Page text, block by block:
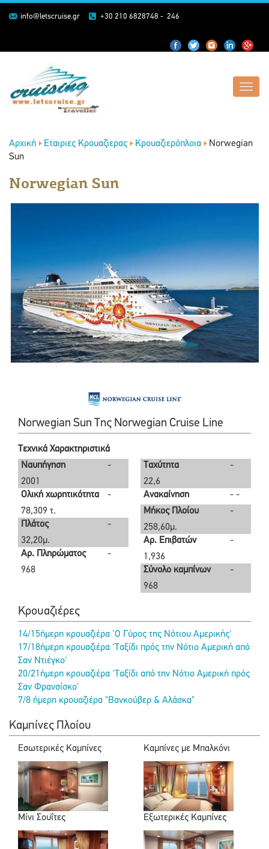
info@letscruise.gr +30 210 6828748 - 246
Αρχική Εταιριες Κρουαζιερας Κρουαζιερόπλοια
Norwegian
Sun
Norwegian Sun
Norwegian Sun Της Norwegian Cruise Line
Τεχνικά Χαρακτηριστικά
Ναυπήγηση
-
2001
Ολική χωρητικότητα
-
78,309 τ.
Πλάτος
-
32,20μ.
Αρ. Πληρώματος
-
968
Ταχύτητα
-
22,6
Ανακαίνηση
- -
Μήκος Πλοίου
-
258,60μ.
Αρ. Επιβατών
-
1,936
Σύνολο καμπίνων
-
968
Κρουαζιέρες
14/15ήμερη κρουαζιέρα 'Ο Γύρος της Νότιου Αμερικής'
17/18ήμερη κρουαζιέρα 'Ταξίδι πρός την Νότιο Αμερική από
Σαν Ντιέγκο'
20/21ήμερη κρουαζιέρα 'Ταξίδι από την Νότιο Αμερική πρός
Σαν Φρανσίσκο'
7/8 ήμερη κρουαζιέρα "Βανκούβερ & Αλάσκα"
Καμπίνες Πλοίου
Εσωτερικές Καμπίνες Καμπίνες με Μπαλκόνι
Μίνι Σουΐτες Εξωτερικές Καμπίνες